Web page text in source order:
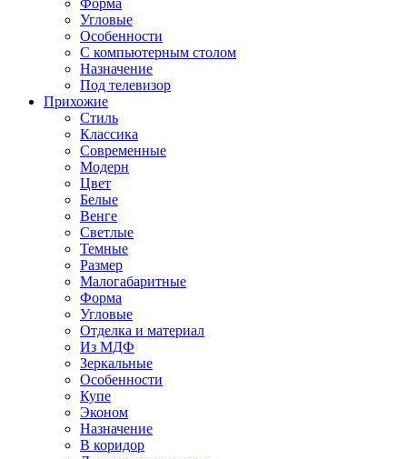
Форма
Угловые
Особенности
С компьютерным столом
Назначение
Под телевизор
Прихожие
Стиль
Классика
Современные
Модерн
Цвет
Белые
Венге
Светлые
Темные
Размер
Малогабаритные
Форма
Угловые
Отделка и материал
Из МДФ
Зеркальные
Особенности
Купе
Эконом
Назначение
В коридор